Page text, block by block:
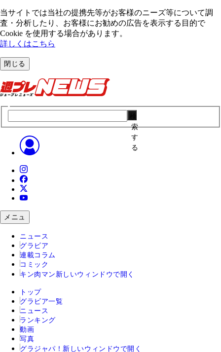
当サイトでは当社の提携先等がお客様のニーズ等について調
査・分析したり、お客様にお勧めの広告を表⽰する⽬的で
Cookie を使⽤する場合があります。
詳しくはこちら
閉じる
索
す
る
メニュ
ニュース
グラビア
連載コラム
コミック
キン肉マン 新しいウィンドウで開く
トップ
グラビア一覧
ニュース
ランキング
動画
写真
グラジャパ！ 新しいウィンドウで開く